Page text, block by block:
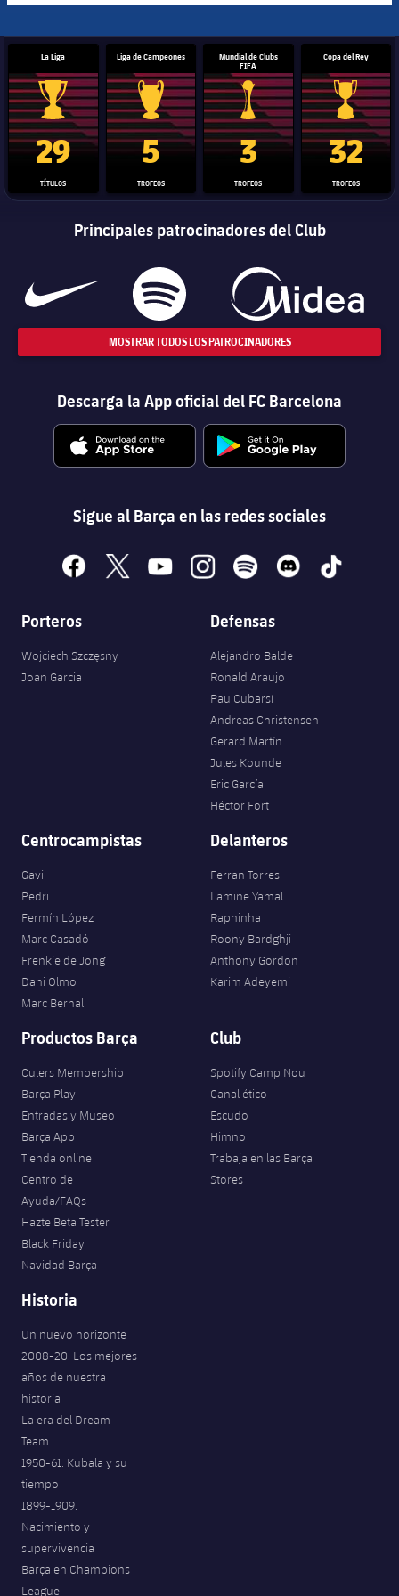
La Liga
Trofeo de La Liga
29
TÍTULOS
Liga de Campeones
Trofeo de la Liga de Campeones
5
TROFEOS
Mundial de Clubs
FIFA
Trofeo del Mundial de
3
TROFEOS
Copa del Rey
Copa del
32
TROFEOS
Principales patrocinadores del Club
MOSTRAR TODOS LOS PATROCINADORES
Descarga la App oficial del FC Barcelona
Sigue al Barça en las redes sociales
facebook
x youtubeinstagramspotify discord tiktok
Porteros
Wojciech Szczęsny
Joan Garcia
Defensas
Alejandro Balde
Ronald Araujo
Pau Cubarsí
Andreas Christensen
Gerard Martín
Jules Kounde
Eric García
Héctor Fort
Centrocampistas
Gavi
Pedri
Fermín López
Marc Casadó
Frenkie de Jong
Dani Olmo
Marc Bernal
Delanteros
Ferran Torres
Lamine Yamal
Raphinha
Roony Bardghji
Anthony Gordon
Karim Adeyemi
Productos Barça
Culers Membership
Barça Play
Entradas y Museo
Barça App
Tienda online
Centro de
Ayuda/FAQs
Hazte Beta Tester
Black Friday
Navidad Barça
Club
Spotify Camp Nou
Canal ético
Escudo
Himno
Trabaja en las Barça
Stores
Historia
Un nuevo horizonte
2008-20. Los mejores
años de nuestra
historia
La era del Dream
Team
1950-61. Kubala y su
tiempo
1899-1909.
Nacimiento y
supervivencia
Barça en Champions
League